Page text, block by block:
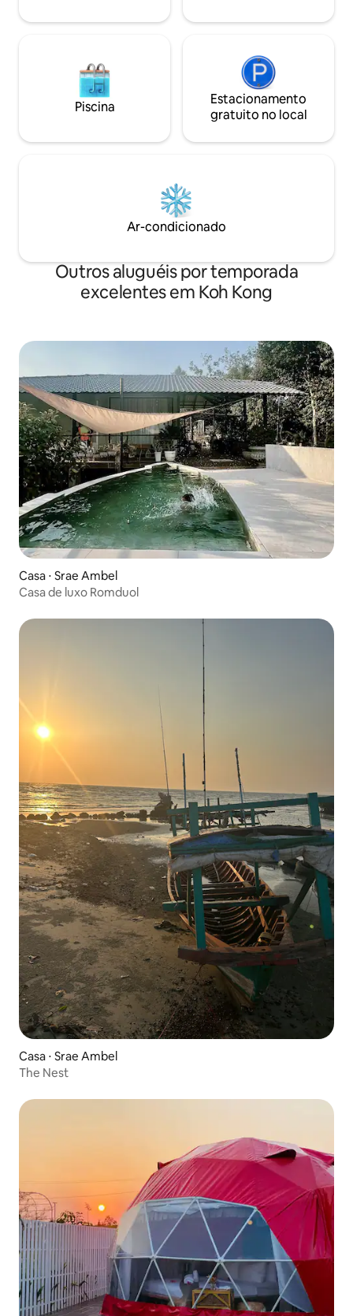
Piscina
Estacionamento
gratuito no local
Ar-condicionado
Outros aluguéis por temporada
excelentes em Koh Kong
Casa ⋅ Srae Ambel
Casa de luxo Romduol
Casa ⋅ Srae Ambel
The Nest